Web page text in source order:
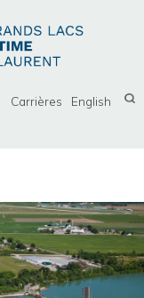
Carrières English